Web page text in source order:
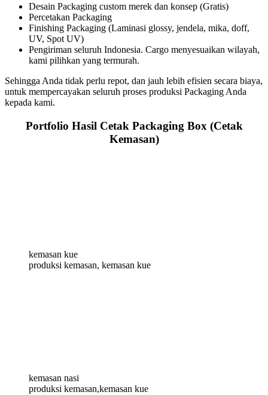
Desain Packaging custom merek dan konsep (Gratis)
Percetakan Packaging
Finishing Packaging (Laminasi glossy, jendela, mika, doff,
UV, Spot UV)
Pengiriman seluruh Indonesia. Cargo menyesuaikan wilayah,
kami pilihkan yang termurah.
Sehingga Anda tidak perlu repot, dan jauh lebih efisien secara biaya,
untuk mempercayakan seluruh proses produksi Packaging Anda
kepada kami.
Portfolio Hasil Cetak Packaging Box (Cetak
Kemasan)
kemasan kue
produksi kemasan, kemasan kue
kemasan nasi
produksi kemasan,kemasan kue